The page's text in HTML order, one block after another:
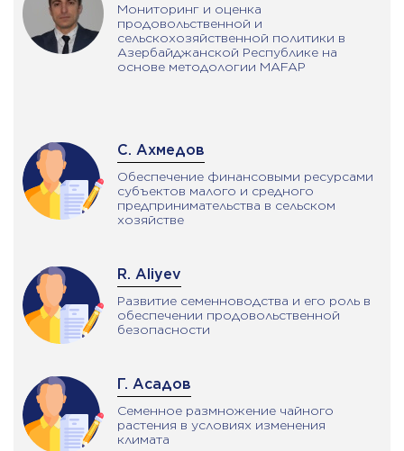
Мониторинг и оценка
продовольственной и
сельскохозяйственной политики в
Азербайджанской Республике на
основе методологии MAFAP
С. Ахмедов
Обеспечение финансовыми ресурсами
субъектов малого и средного
предпринимательства в сельском
хозяйстве
R. Aliyev
Развитие семенноводства и его роль в
обеспечении продовольственной
безопасности
Г. Асадов
Семенное размножение чайного
растения в условиях изменения
климата